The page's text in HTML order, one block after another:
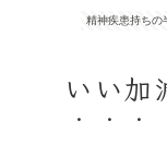
精神疾患持ちの
いい加